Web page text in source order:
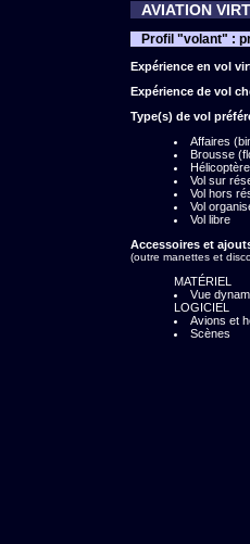
AVIATION
Profil "volant" :
Expérience en vol
Expérience de vol
Type(s) de vol
Affaires
Brousse
Hélicoptère
Vol sur
Vol hors
Vol
Vol libre
Accessoires et
(outre manettes et
MATÉRIEL
Vue
LOGICIEL
Avions et
Scènes